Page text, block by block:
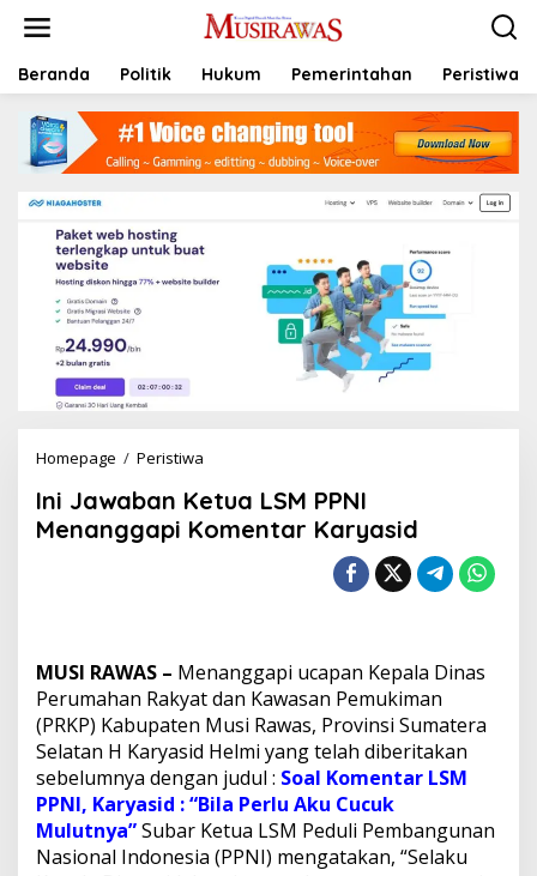
t
Beranda Politik Hukum Pemerintahan Peristiwa
Homepage / Peristiwa
i
J
a
K
e
t
u
a
L
S
M
P
Ini Jawaban Ketua LSM PPNI
Menanggapi Komentar Karyasid
MUSI RAWAS – Menanggapi ucapan Kepala Dinas
Perumahan Rakyat dan Kawasan Pemukiman
(PRKP) Kabupaten Musi Rawas, Provinsi Sumatera
Selatan H Karyasid Helmi yang telah diberitakan
sebelumnya dengan judul : Soal Komentar LSM
PPNI, Karyasid : “Bila Perlu Aku Cucuk
Mulutnya”Subar Ketua LSM Peduli Pembangunan
Nasional Indonesia (PPNI) mengatakan, “Selaku